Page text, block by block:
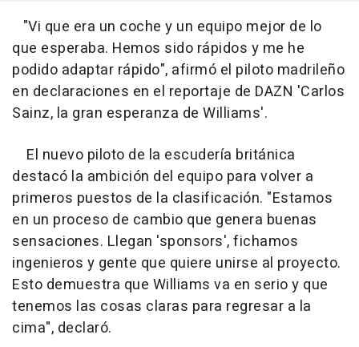
"Vi que era un coche y un equipo mejor de lo
que esperaba. Hemos sido rápidos y me he
podido adaptar rápido", afirmó el piloto madrileño
en declaraciones en el reportaje de DAZN 'Carlos
Sainz, la gran esperanza de Williams'.
El nuevo piloto de la escudería británica
destacó la ambición del equipo para volver a
primeros puestos de la clasificación. "Estamos
en un proceso de cambio que genera buenas
sensaciones. Llegan 'sponsors', fichamos
ingenieros y gente que quiere unirse al proyecto.
Esto demuestra que Williams va en serio y que
tenemos las cosas claras para regresar a la
cima", declaró.